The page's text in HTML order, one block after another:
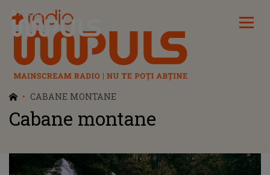
Radio Impuls
CABANE MONTANE
Cabane montane